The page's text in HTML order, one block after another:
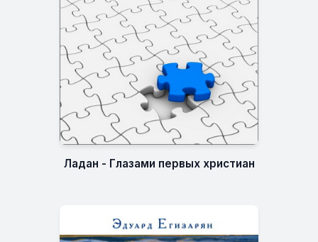
Ладан - Глазами первых христиан